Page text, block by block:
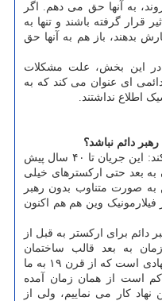
به آنها حق می دهم. اگر
قرار گرفته باشند و تنها به
بدهند، باز هم به آنها حق
این بخش، علت مشکلات
ای عنوان می کند که به
اطلاع نداشتند.
دائم نباشد؟
وی در پاسخ به این سؤال اظهار می کند: این جریان تا ۴۰ سال پیش
بعد حتی ارکسترهای خیلی
به صورت متناوب بدون رهبر
فیلارمونیک وین هم هم اکنون
برای ارکستر به قبل از
زمان به بعد قالب ساختمان
ارکسترها کم کم تغییر نمود. ارکستر نهادی است که از قرن ۱۹ به ما
است از همان زمان آمده
با این نهاد کار می نماییم، ولی از